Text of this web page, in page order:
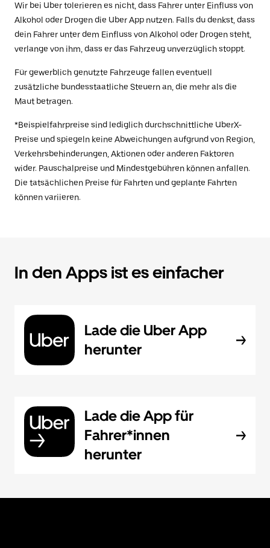
Wir bei Uber tolerieren es nicht, dass Fahrer unter Einfluss von
Alkohol oder Drogen die Uber App nutzen. Falls du denkst, dass
dein Fahrer unter dem Einfluss von Alkohol oder Drogen steht,
verlange von ihm, dass er das Fahrzeug unverzüglich stoppt.
Für gewerblich genutzte Fahrzeuge fallen eventuell
zusätzliche bundesstaatliche Steuern an, die mehr als die
Maut betragen.
*Beispielfahrpreise sind lediglich durchschnittliche UberX-
Preise und spiegeln keine Abweichungen aufgrund von Region,
Verkehrsbehinderungen, Aktionen oder anderen Faktoren
wider. Pauschalpreise und Mindestgebühren können anfallen.
Die tatsächlichen Preise für Fahrten und geplante Fahrten
können variieren.
In den Apps ist es einfacher
Lade die Uber App
herunter
Lade die App für
Fahrer*innen
herunter